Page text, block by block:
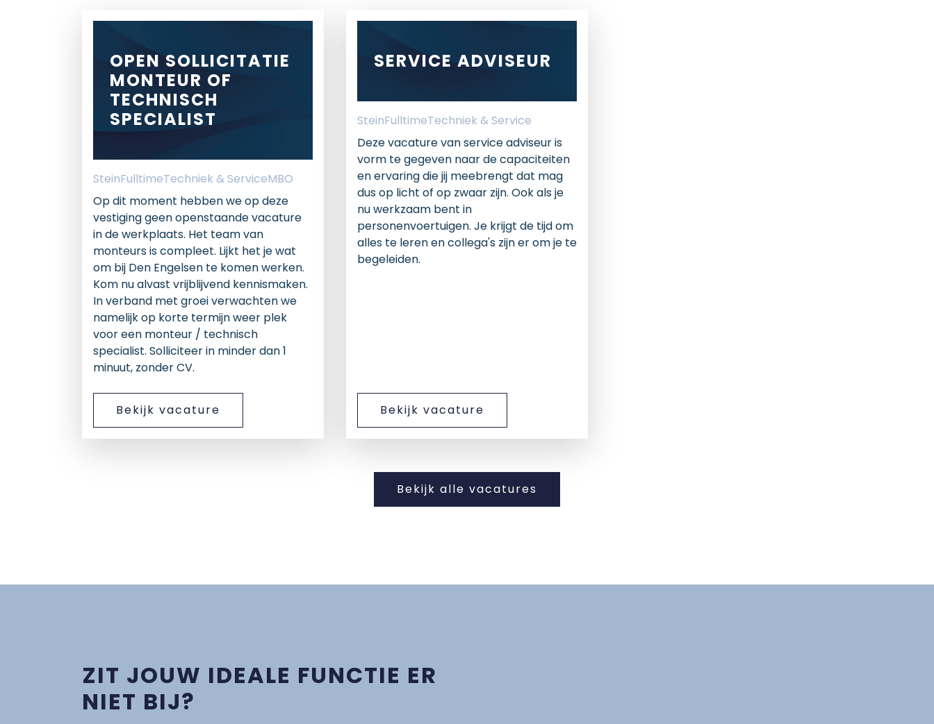
OPEN SOLLICITATIE
MONTEUR OF
TECHNISCH
SPECIALIST
SteinFulltimeTechniek & ServiceMBO
Op dit moment hebben we op deze
vestiging geen openstaande vacature
in de werkplaats. Het team van
monteurs is compleet. Lijkt het je wat
om bij Den Engelsen te komen werken.
Kom nu alvast vrijblijvend kennismaken.
In verband met groei verwachten we
namelijk op korte termijn weer plek
voor een monteur / technisch
specialist. Solliciteer in minder dan 1
minuut, zonder CV.
Bekijk vacature
SERVICE ADVISEUR
SteinFulltimeTechniek & Service
Deze vacature van service adviseur is
vorm te gegeven naar de capaciteiten
en ervaring die jij meebrengt dat mag
dus op licht of op zwaar zijn. Ook als je
nu werkzaam bent in
personenvoertuigen. Je krijgt de tijd om
alles te leren en collega's zijn er om je te
begeleiden.
Bekijk vacature
Bekijk alle vacatures
ZIT JOUW IDEALE FUNCTIE ER
NIET BIJ?